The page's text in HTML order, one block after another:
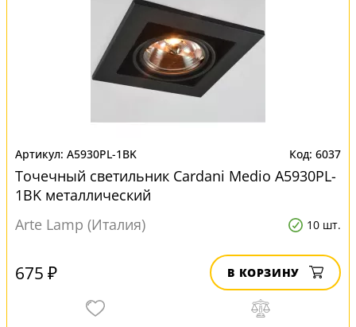
A5930PL-1BK 6037
Точечный светильник Cardani Medio A5930PL-
1BK металлический
Arte Lamp (Италия)
10 шт.
675 ₽ В КОРЗИНУ